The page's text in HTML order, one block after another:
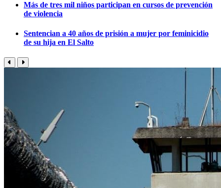
Más de tres mil niños participan en cursos de prevención
de violencia
Sentencian a 40 años de prisión a mujer por feminicidio
de su hija en El Salto